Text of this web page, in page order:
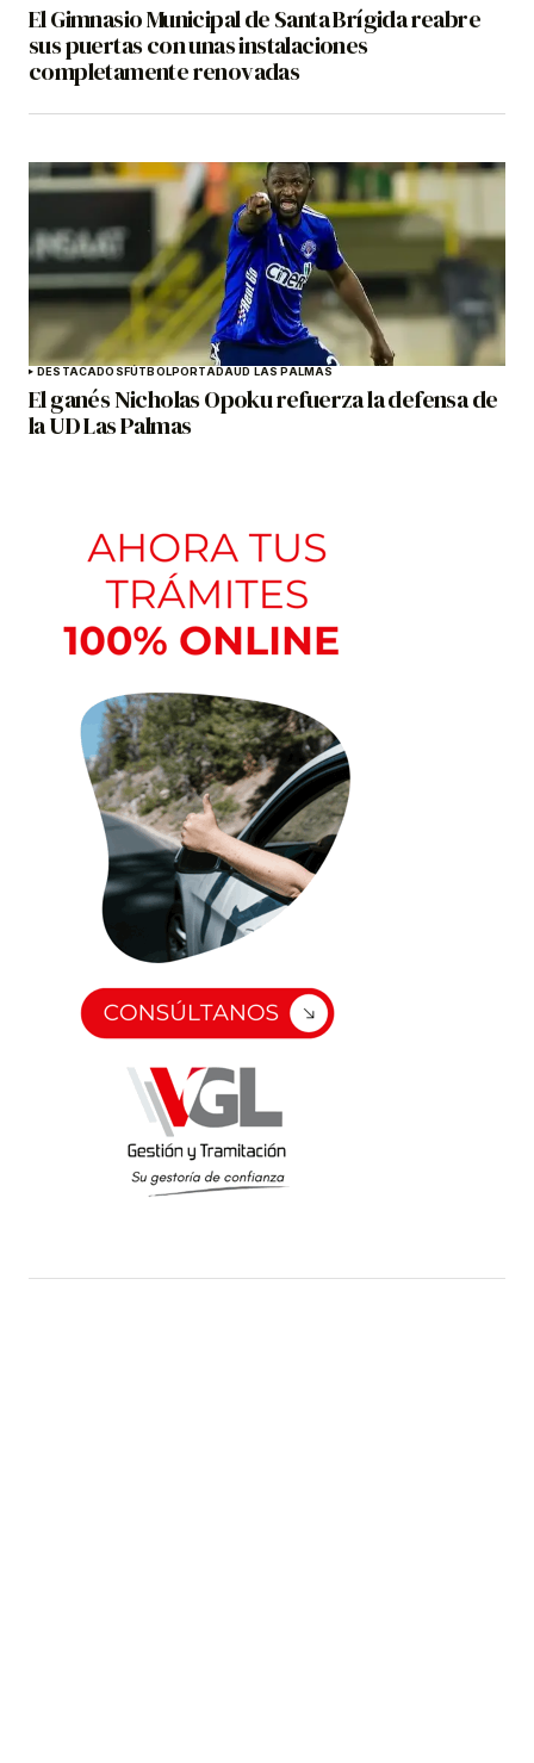
El Gimnasio Municipal de Santa Brígida reabre
sus puertas con unas instalaciones
completamente renovadas
DESTACADOSFÚTBOLPORTADAUD LAS PALMAS
El ganés Nicholas Opoku refuerza la defensa de
la UD Las Palmas